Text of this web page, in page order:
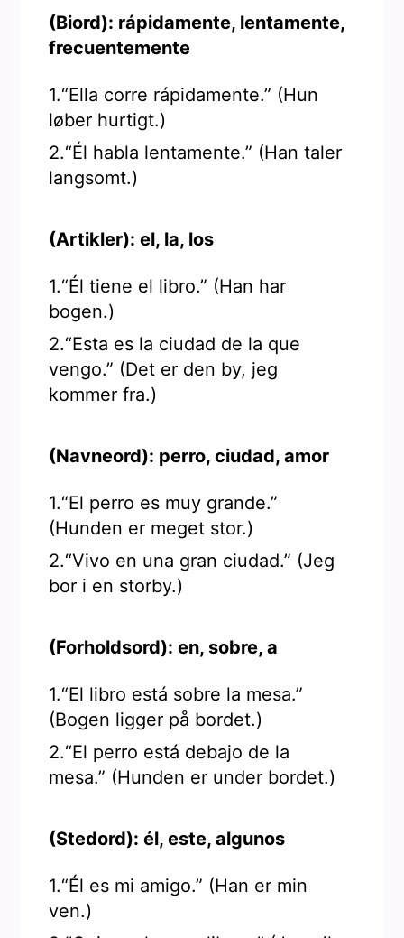
(Biord): rápidamente, lentamente,
frecuentemente
1.“Ella corre rápidamente.” (Hun
løber hurtigt.)
2.“Él habla lentamente.” (Han taler
langsomt.)
(Artikler): el, la, los
1.“Él tiene el libro.” (Han har
bogen.)
2.“Esta es la ciudad de la que
vengo.” (Det er den by, jeg
kommer fra.)
(Navneord): perro, ciudad, amor
1.“El perro es muy grande.”
(Hunden er meget stor.)
2.“Vivo en una gran ciudad.” (Jeg
bor i en storby.)
(Forholdsord): en, sobre, a
1.“El libro está sobre la mesa.”
(Bogen ligger på bordet.)
2.“El perro está debajo de la
mesa.” (Hunden er under bordet.)
(Stedord): él, este, algunos
1.“Él es mi amigo.” (Han er min
ven.)